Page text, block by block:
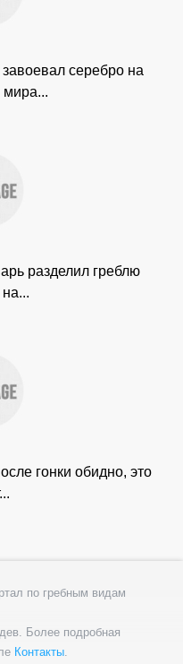
серебро на
разделил греблю
гонки обидно, это
по гребным видам
Более подробная
Контакты.